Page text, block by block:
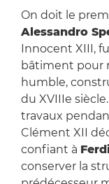
On doit le
Alessandro
Innocent XIII,
bâtiment pour
humble,
du XVIIIe
travaux
Clément XII
confiant à
conserver la